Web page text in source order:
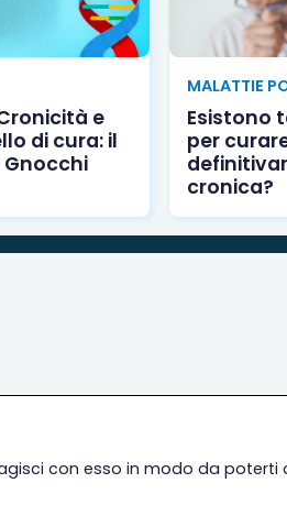
e
di cura: il
MALATTIE
Esistono
per
cronica?
con esso in modo da poterti